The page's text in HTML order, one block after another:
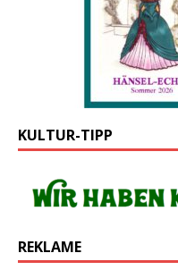
KULTUR-TIPP
REKLAME